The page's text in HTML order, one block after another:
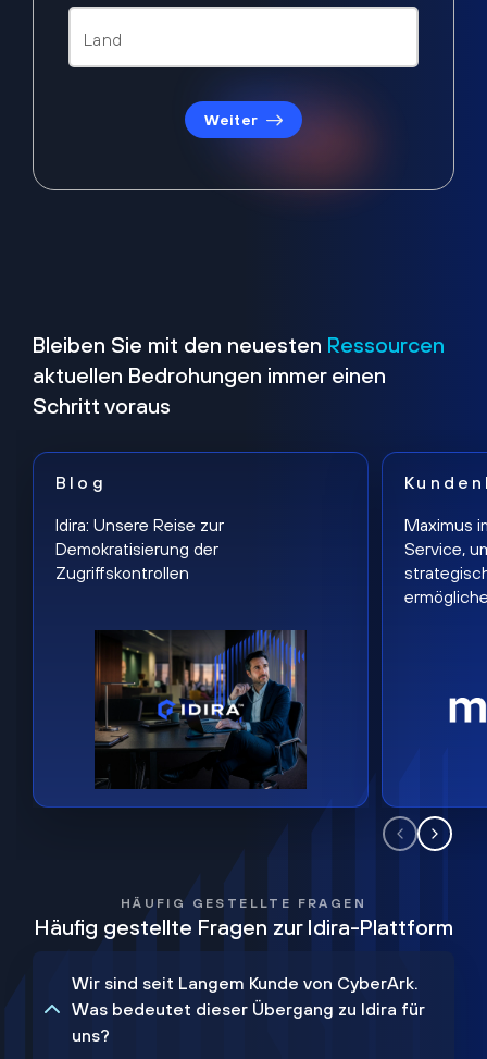
Weiter
Bleiben Sie mit den neuesten Ressourcen
aktuellen Bedrohungen immer einen
Schritt voraus
Blog
Idira: Unsere Reise zur
Demokratisierung der
Zugriffskontrollen
Maximus
Service,
HÄUFIG GESTELLTE FRAGEN
Häufig gestellte Fragen zur Idira-Plattform
Wir sind seit Langem Kunde von CyberArk.
Was bedeutet dieser Übergang zu Idira für
uns?